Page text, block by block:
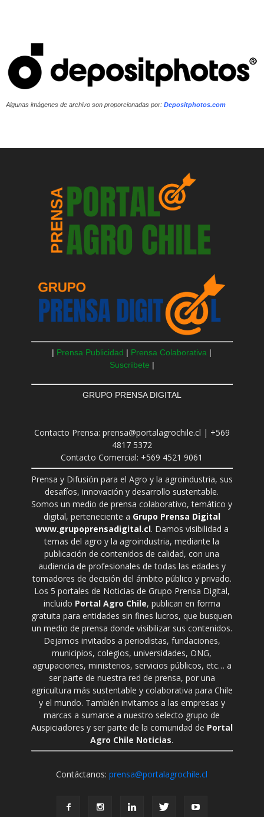
Algunas imágenes de archivo son proporcionadas por: Depositphotos.com
| Prensa Publicidad | Prensa Colaborativa |
Suscríbete |
GRUPO PRENSA DIGITAL
Contacto Prensa: prensa@portalagrochile.cl | +569
4817 5372
Contacto Comercial: +569 4521 9061
Prensa y Difusión para el Agro y la agroindustria, sus
desafíos, innovación y desarrollo sustentable.
Somos un medio de prensa colaborativo, temático y
digital, perteneciente a Grupo Prensa Digital
www.grupoprensadigital.cl. Damos visibilidad a
temas del agro y la agroindustria, mediante la
publicación de contenidos de calidad, con una
audiencia de profesionales de todas las edades y
tomadores de decisión del ámbito público y privado.
Los 5 portales de Noticias de Grupo Prensa Digital,
incluido Portal Agro Chile, publican en forma
gratuita para entidades sin fines lucros, que busquen
un medio de prensa donde visibilizar sus contenidos.
Dejamos invitados a periodistas, fundaciones,
municipios, colegios, universidades, ONG,
agrupaciones, ministerios, servicios públicos, etc… a
ser parte de nuestra red de prensa, por una
agricultura más sustentable y colaborativa para Chile
y el mundo. También invitamos a las empresas y
marcas a sumarse a nuestro selecto grupo de
Auspiciadores y ser parte de la comunidad de Portal
Agro Chile Noticias.
Contáctanos:prensa@portalagrochile.cl